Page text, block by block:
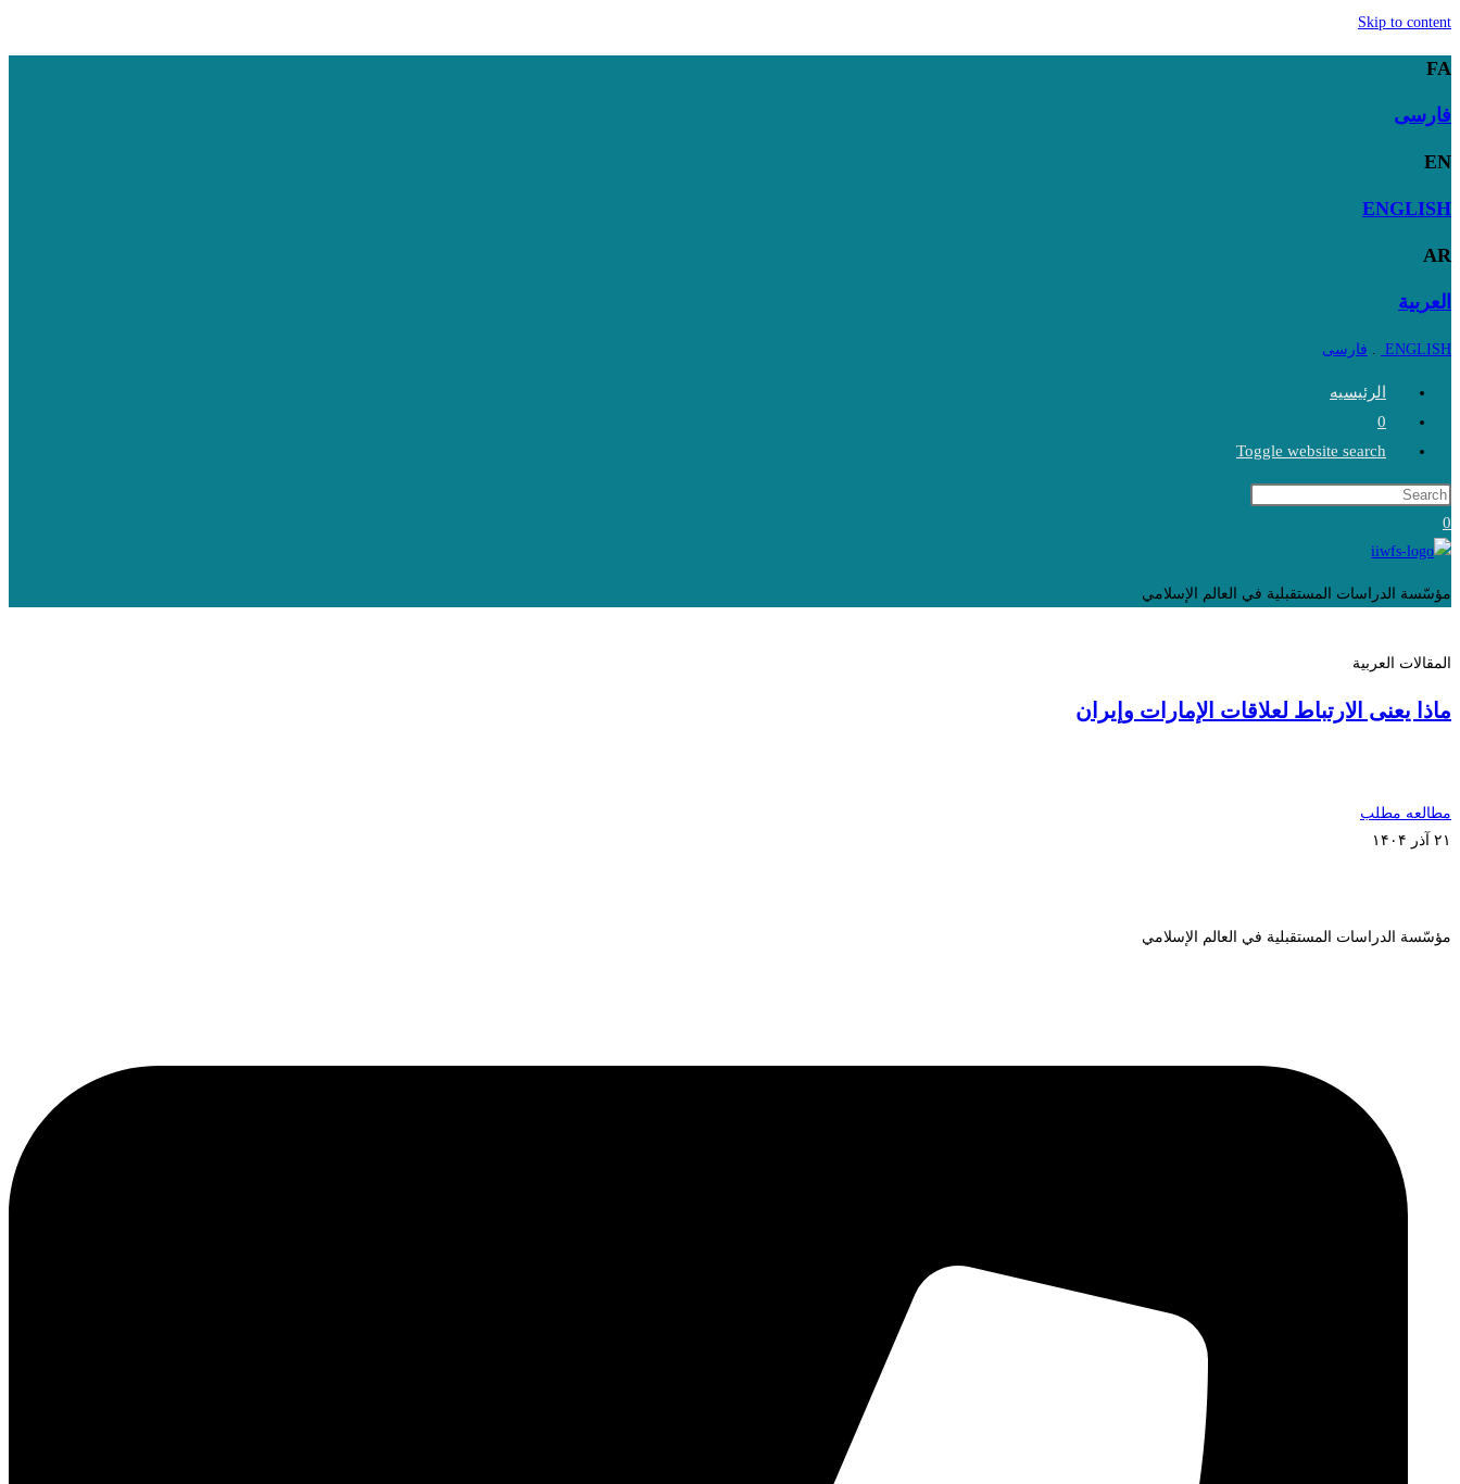
Skip to content
FA
فارسی
EN
ENGLISH
AR
العربية
ENGLISH
. فارسی
الرئیسیه
0
Toggle website search
0
مؤسّسة الدراسات المستقبلية في العالم الإسلامي
المقالات العربية
ماذا یعنی الارتباط لعلاقات الإمارات وإیران
مطالعه مطلب
۲۱ آذر ۱۴۰۴
مؤسّسة الدراسات المستقبلية في العالم الإسلامي